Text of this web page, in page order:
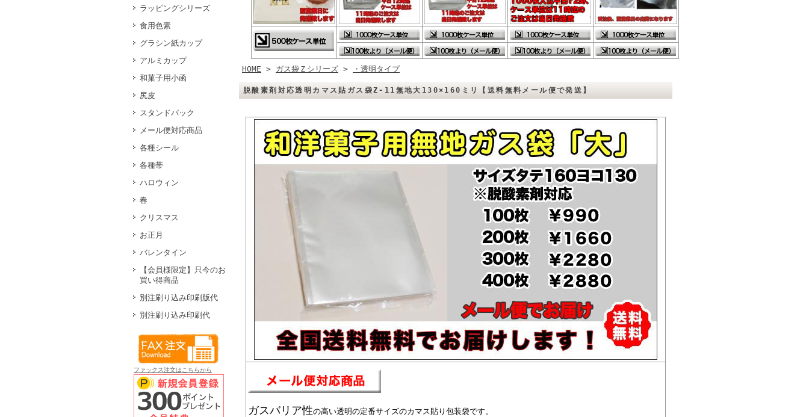
ラッピングシリーズ
食用色素
グラシン紙カップ
アルミカップ
和菓子用小函
尻皮
スタンドパック
メール便対応商品
各種シール
各種帯
ハロウィン
春
クリスマス
お正月
バレンタイン
【会員様限定】只今のお
買い得商品
別注刷り込み印刷版代
別注刷り込み印刷代
ファックス注文はこちらから
HOME > ガス袋Ｚシリーズ > ・透明タイプ
脱酸素剤対応透明カマス貼ガス袋Z-11無地大130×160ミリ【送料無料メール便で発送】
ガスバリア性の高い透明の定番サイズのカマス貼り包装袋です。